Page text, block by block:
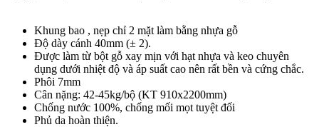
Khung bao , nẹp chỉ 2 mặt làm bằng nhựa gỗ
Độ dày cánh 40mm (± 2).
Được làm từ bột gỗ xay mịn với hạt nhựa và keo chuyên
dụng dưới nhiệt độ và áp suất cao nên rất bền và cứng chắc.
Phôi 7mm
Cân nặng: 42-45kg/bộ (KT 910x2200mm)
Chống nước 100%, chống mối mọt tuyệt đối
Phủ da hoàn thiện.